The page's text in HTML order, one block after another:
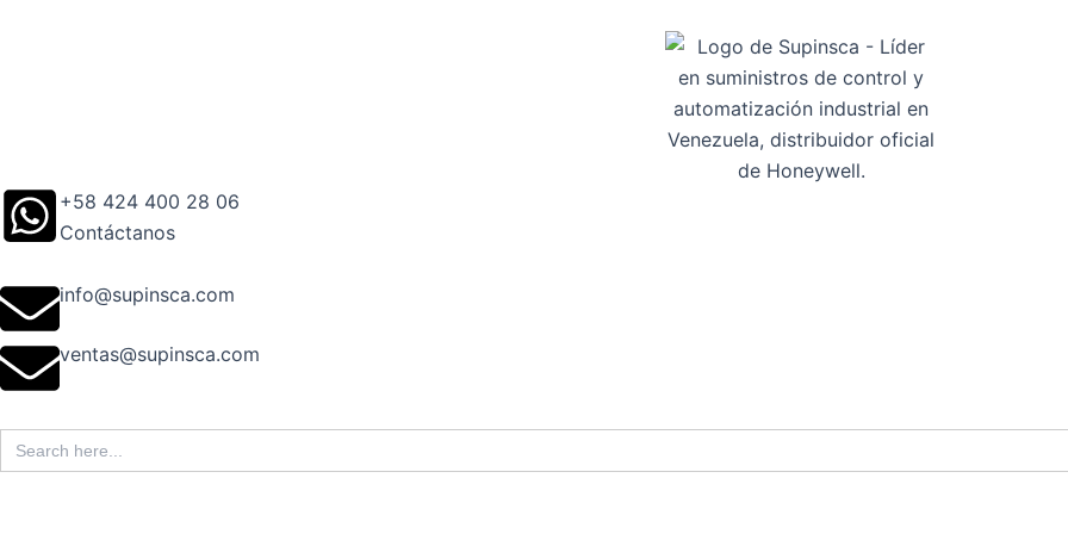
+58 424 400 28 06
Contáctanos
info@supinsca.com
ventas@supinsca.com
Search
for: